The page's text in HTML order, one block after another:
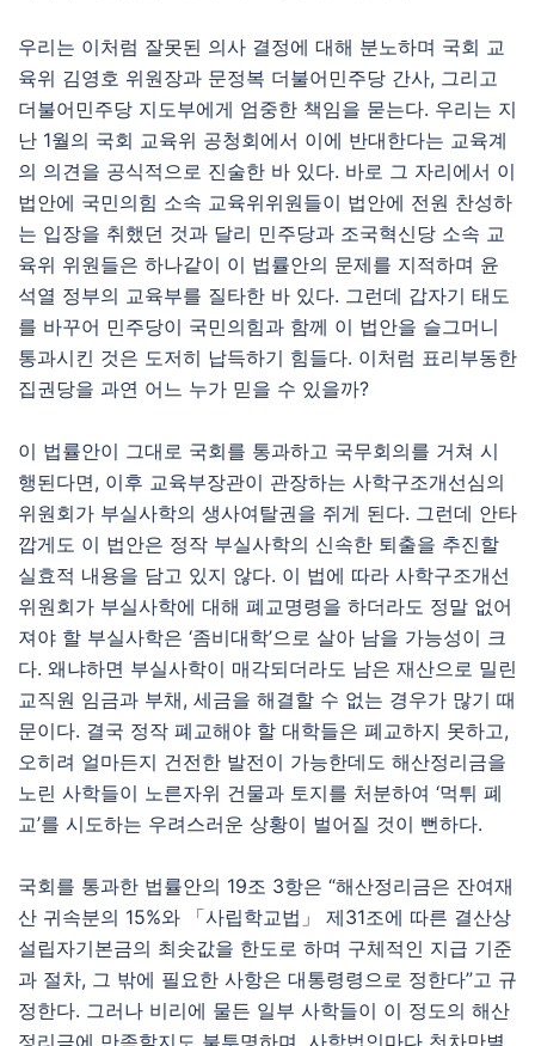
우리는 이처럼 잘못된 의사 결정에 대해 분노하며 국회 교
육위 김영호 위원장과 문정복 더불어민주당 간사, 그리고
더불어민주당 지도부에게 엄중한 책임을 묻는다. 우리는 지
난 1월의 국회 교육위 공청회에서 이에 반대한다는 교육계
의 의견을 공식적으로 진술한 바 있다. 바로 그 자리에서 이
법안에 국민의힘 소속 교육위위원들이 법안에 전원 찬성하
는 입장을 취했던 것과 달리 민주당과 조국혁신당 소속 교
육위 위원들은 하나같이 이 법률안의 문제를 지적하며 윤
석열 정부의 교육부를 질타한 바 있다. 그런데 갑자기 태도
를 바꾸어 민주당이 국민의힘과 함께 이 법안을 슬그머니
통과시킨 것은 도저히 납득하기 힘들다. 이처럼 표리부동한
집권당을 과연 어느 누가 믿을 수 있을까?
이 법률안이 그대로 국회를 통과하고 국무회의를 거쳐 시
행된다면, 이후 교육부장관이 관장하는 사학구조개선심의
위원회가 부실사학의 생사여탈권을 쥐게 된다. 그런데 안타
깝게도 이 법안은 정작 부실사학의 신속한 퇴출을 추진할
실효적 내용을 담고 있지 않다. 이 법에 따라 사학구조개선
위원회가 부실사학에 대해 폐교명령을 하더라도 정말 없어
져야 할 부실사학은 ‘좀비대학’으로 살아 남을 가능성이 크
다. 왜냐하면 부실사학이 매각되더라도 남은 재산으로 밀린
교직원 임금과 부채, 세금을 해결할 수 없는 경우가 많기 때
문이다. 결국 정작 폐교해야 할 대학들은 폐교하지 못하고,
오히려 얼마든지 건전한 발전이 가능한데도 해산정리금을
노린 사학들이 노른자위 건물과 토지를 처분하여 ‘먹튀 폐
교’를 시도하는 우려스러운 상황이 벌어질 것이 뻔하다.
국회를 통과한 법률안의 19조 3항은 “해산정리금은 잔여재
산 귀속분의 15%와 「사립학교법」 제31조에 따른 결산상
설립자기본금의 최솟값을 한도로 하며 구체적인 지급 기준
과 절차, 그 밖에 필요한 사항은 대통령령으로 정한다”고 규
정한다. 그러나 비리에 물든 일부 사학들이 이 정도의 해산
정리금에 만족할지도 불투명하며, 사학법인마다 천차만별